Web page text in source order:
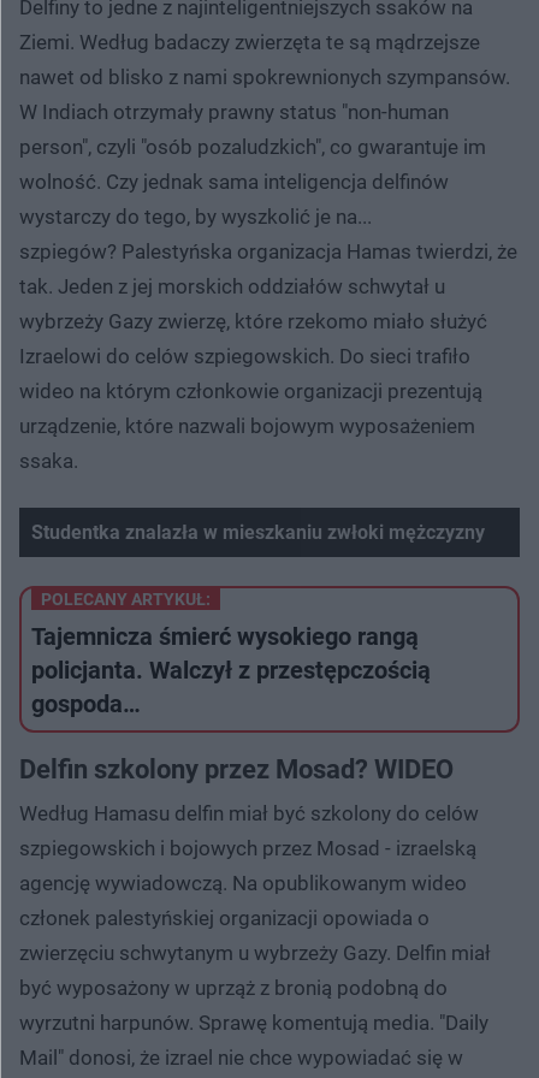
Delfiny to jedne z najinteligentniejszych ssaków na
Ziemi. Według badaczy zwierzęta te są mądrzejsze
nawet od blisko z nami spokrewnionych szympansów.
W Indiach otrzymały prawny status "non-human
person", czyli "osób pozaludzkich", co gwarantuje im
wolność. Czy jednak sama inteligencja delfinów
wystarczy do tego, by wyszkolić je na...
szpiegów? Palestyńska organizacja Hamas twierdzi, że
tak. Jeden z jej morskich oddziałów schwytał u
wybrzeży Gazy zwierzę, które rzekomo miało służyć
Izraelowi do celów szpiegowskich. Do sieci trafiło
wideo na którym członkowie organizacji prezentują
urządzenie, które nazwali bojowym wyposażeniem
ssaka.
Studentka znalazła w mieszkaniu zwłoki mężczyzny
Spróbuj ponownie
POLECANY ARTYKUŁ:
Tajemnicza śmierć wysokiego rangą
policjanta. Walczył z przestępczością
gospoda…
Delfin szkolony przez Mosad? WIDEO
Według Hamasu delfin miał być szkolony do celów
szpiegowskich i bojowych przez Mosad - izraelską
agencję wywiadowczą. Na opublikowanym wideo
członek palestyńskiej organizacji opowiada o
zwierzęciu schwytanym u wybrzeży Gazy. Delfin miał
być wyposażony w uprząż z bronią podobną do
wyrzutni harpunów. Sprawę komentują media. "Daily
Mail" donosi, że izrael nie chce wypowiadać się w